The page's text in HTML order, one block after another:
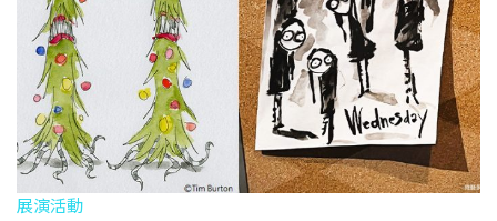
展演活動